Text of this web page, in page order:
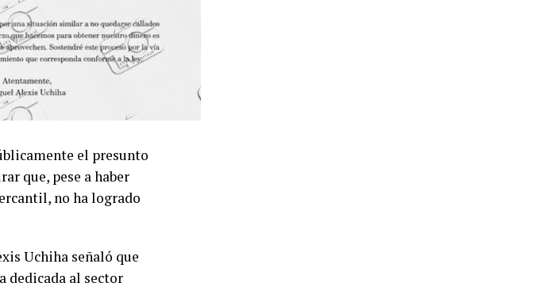
el presunto
que, pese a haber
no ha logrado
Uchiha señaló que
dedicada al sector